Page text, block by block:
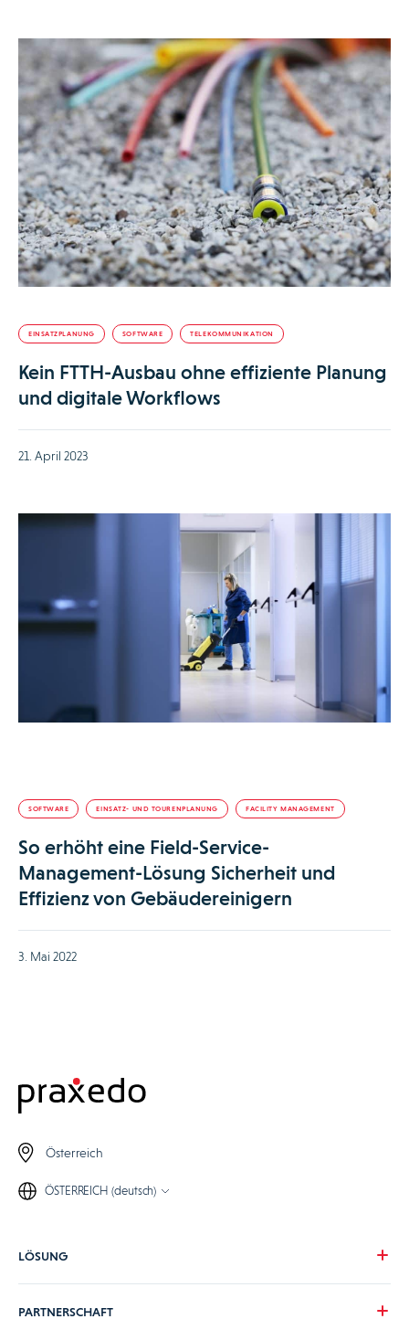
EINSATZPLANUNG SOFTWARE TELEKOMMUNIKATION
Kein FTTH-Ausbau ohne effiziente Planung
und digitale Workflows
21. April 2023
SOFTWARE EINSATZ- UND TOURENPLANUNG FACILITY MANAGEMENT
So erhöht eine Field-Service-
Management-Lösung Sicherheit und
Effizienz von Gebäudereinigern
3. Mai 2022
Österreich
ÖSTERREICH (deutsch)
LÖSUNG
PARTNERSCHAFT